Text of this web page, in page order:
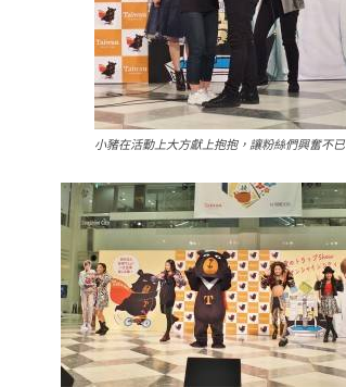
小豬在活動上大方獻上抱抱，讓粉絲們興奮不已